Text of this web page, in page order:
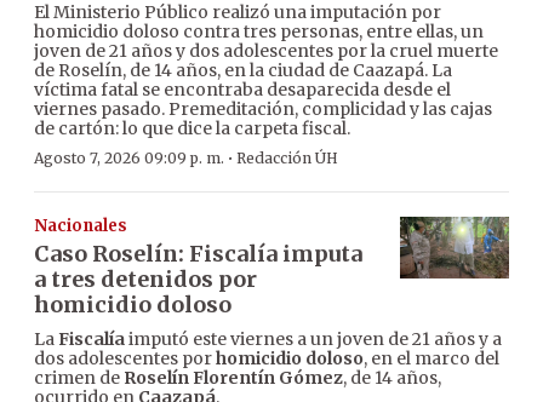
El Ministerio Público realizó una imputación por
homicidio doloso contra tres personas, entre ellas, un
joven de 21 años y dos adolescentes por la cruel muerte
de Roselín, de 14 años, en la ciudad de Caazapá. La
víctima fatal se encontraba desaparecida desde el
viernes pasado. Premeditación, complicidad y las cajas
de cartón: lo que dice la carpeta fiscal.
Agosto 7, 2026 09:09 p. m. · Redacción ÚH
Nacionales
Caso Roselín: Fiscalía imputa
a tres detenidos por
homicidio doloso
LaFiscalíaimputó este viernes a un joven de 21 años y a
dos adolescentes porhomicidio doloso, en el marco del
crimen de Roselín Florentín Gómez, de 14 años,
ocurrido en Caazapá.